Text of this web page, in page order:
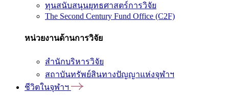
ทุนสนับสนุนยุทธศาสตร์การวิจัย
The Second Century Fund Office (C2F)
หน่วยงานด้านการวิจัย
สำนักบริหารวิจัย
สถาบันทรัพย์สินทางปัญญาแห่งจุฬาฯ
ชีวิตในจุฬาฯ